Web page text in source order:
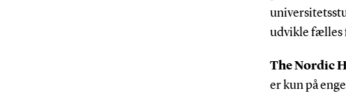
udvikle fælles
The Nordic
er kun på